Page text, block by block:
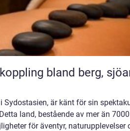
Sydostasien, är känt för sin
land, bestående av mer än
för äventyr, naturupplevelser